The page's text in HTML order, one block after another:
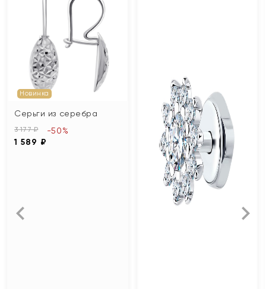
Новинка
Серьги из серебра
3 177 ₽
1 589 ₽
-50%